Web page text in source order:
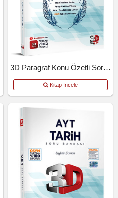
3D Paragraf Konu Özetli Soru Bankası
Kitap İncele